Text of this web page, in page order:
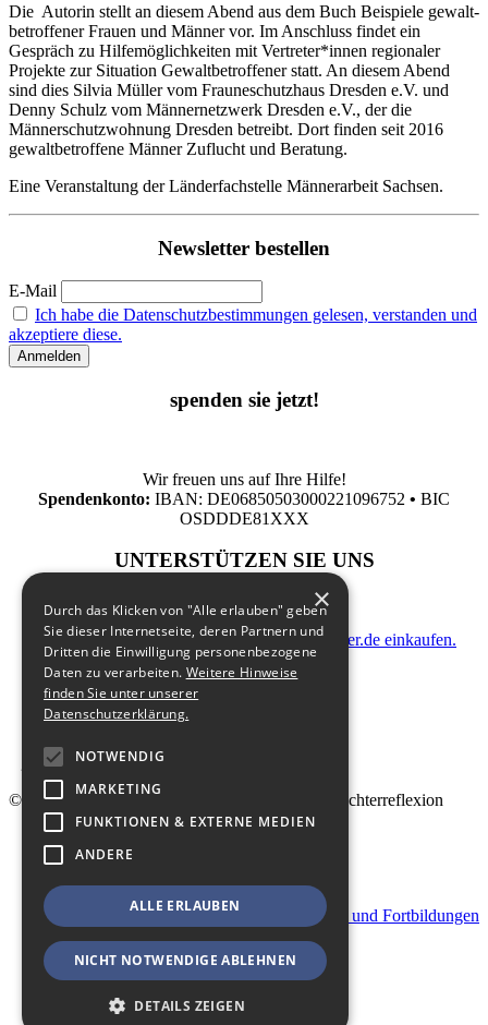
Die Autorin stellt an diesem Abend aus dem Buch Beispiele gewalt-
betroffener Frauen und Männer vor. Im Anschluss findet ein
Gespräch zu Hilfemöglichkeiten mit Vertreter*innen regionaler
Projekte zur Situation Gewaltbetroffener statt. An diesem Abend
sind dies Silvia Müller vom Frauneschutzhaus Dresden e.V. und
Denny Schulz vom Männernetzwerk Dresden e.V., der die
Männerschutzwohnung Dresden betreibt. Dort finden seit 2016
gewaltbetroffene Männer Zuflucht und Beratung.
Eine Veranstaltung der Länderfachstelle Männerarbeit Sachsen.
Newsletter bestellen
E-Mail
Ich habe die Datenschutzbestimmungen gelesen, verstanden und
akzeptiere diese.
spenden sie jetzt!
Wir freuen uns auf Ihre Hilfe!
Spendenkonto: IBAN: DE06850503000221096752 • BIC
OSDDDE81XXX
UNTERSTÜTZEN SIE UNS
indem Sie zusatzkostenfrei auf Bildungsspender.de einkaufen.
© 2026 Landesfachstelle Jungenarbeit & Geschlechterreflexion
Shop
Kontakt
Geschäftsbedingungen für Veranstaltungen und Fortbildungen
Sitemap
Mein Konto
×
Durch das Klicken von "Alle erlauben" geben
Sie dieser Internetseite, deren Partnern und
Dritten die Einwilligung personenbezogene
Daten zu verarbeiten. Weitere Hinweise
finden Sie unter unserer
Datenschutzerklärung.
NOTWENDIG
MARKETING
FUNKTIONEN & EXTERNE MEDIEN
ANDERE
ALLE ERLAUBEN
NICHT NOTWENDIGE ABLEHNEN
DETAILS ZEIGEN